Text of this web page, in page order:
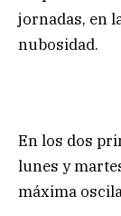
jornadas, en
nubosidad.
En los dos
lunes y
máxima